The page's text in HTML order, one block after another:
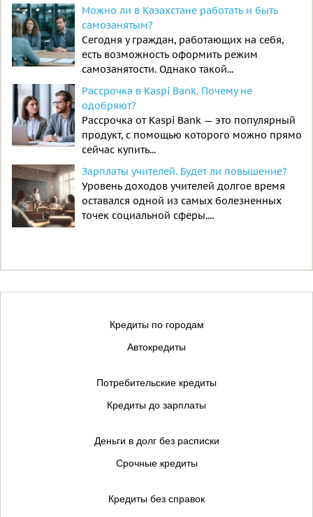
Можно ли в Казахстане работать и быть
самозанятым?
Сегодня у граждан, работающих на себя,
есть возможность оформить режим
самозанятости. Однако такой...
Рассрочка в Kaspi Bank. Почему не
одобряют?
Рассрочка от Kaspi Bank — это популярный
продукт, с помощью которого можно прямо
сейчас купить...
Зарплаты учителей. Будет ли повышение?
Уровень доходов учителей долгое время
оставался одной из самых болезненных
точек социальной сферы....
Кредиты по городам
Автокредиты
Потребительские кредиты
Кредиты до зарплаты
Деньги в долг без расписки
Срочные кредиты
Кредиты без справок